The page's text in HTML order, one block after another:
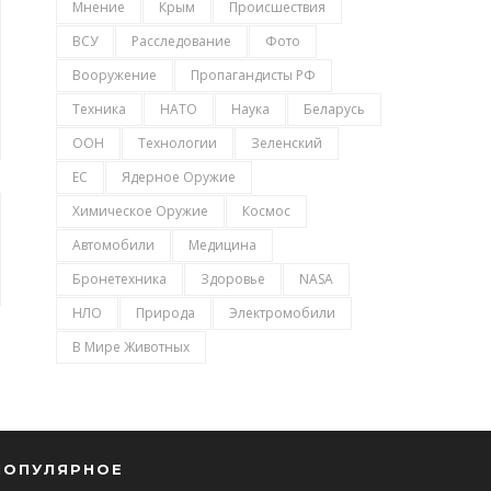
Мнение
Крым
Происшествия
ВСУ
Расследование
Фото
Вооружение
Пропагандисты РФ
Техника
НАТО Наука
Беларусь
ООН
Технологии
Зеленский
ЕС
Ядерное Оружие
Химическое Оружие
Космос
Автомобили
Медицина
Бронетехника
Здоровье
NASA
НЛО
Природа
Электромобили
В Мире Животных